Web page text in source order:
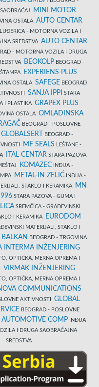
MINI MOTOR
OSTALA AUTO CENTAR
- MOTORNA VOZILA I
SREDSTVA AUTO CENTAR
- MOTORNA VOZILA I DRUGA
BEOKOLPBEOGRAD -
EXPERIENS PLUS
OSTALA SAFEGE BEOGRAD
SANJA IPPI
STARA
I PLASTIKA GRAPEX PLUS
OSTALA OMLADINSKA
BEOGRAD - POSLOVNE
GLOBALSERT
BEOGRAD -
MF SEALS LEŠTANE -
ITAL CENTAR STARA PAZOVA
KOMAZEC INĐIJA -
METAL-IN ZELIĆ INĐIJA -
STAKLO I KERAMIKA
MN
STARA PAZOVA - GUMA I
SREMČICA - GRAĐEVINSKI
I KERAMIKA
EURODOM
MATERIJALI, STAKLO I
BEOGRAD - TRGOVINA
INTERMA INŽENJERING
OPTIČKA, MERNA OPREMA I
VIRMAK INŽENJERING
OPTIČKA, MERNA OPREMA I
COMMUNICATIONS
AKTIVNOSTI GLOBAL
BEOGRAD - POSLOVNE
AUTOMOTIVE COMP INĐIJA
I DRUGA SAOBRAĆAJNA
SREDSTVA